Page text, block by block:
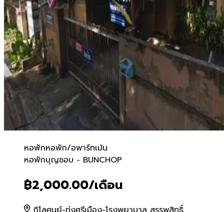
หอพักหอพัก/อพาร์ทเม้น
หอพักบุญชอบ - BUNCHOP
หอพักบุญชอบ - BUNCHOP
฿2,000.00/เดือน